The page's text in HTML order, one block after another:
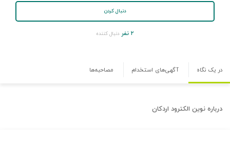
دنبال کردن
۲ نفر دنبال کننده
در یک نگاه آگهی‌های استخدام مصاحبه‌ها
درباره نوین الکترود اردکان